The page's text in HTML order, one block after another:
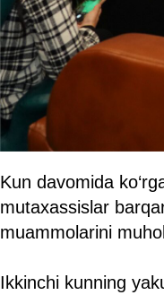
Kun davomida
mutaxassislar
muammolarini
Ikkinchi kunning